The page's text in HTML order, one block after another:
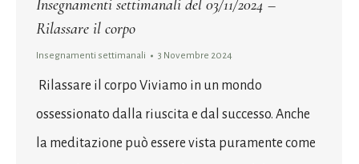
Insegnamenti settimanali del 03/11/2024 –
Rilassare il corpo
Insegnamenti settimanali 3 Novembre 2024
Rilassare il corpo Viviamo in un mondo
ossessionato dalla riuscita e dal successo. Anche
la meditazione può essere vista puramente come